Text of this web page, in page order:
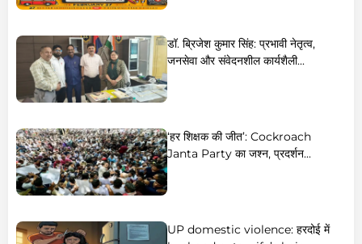
‘हर शिक्षक की जीत’: Cockroach
Janta Party का जश्न, प्रदर्शन...
UP domestic violence: हरदोई में
husband cuts wife’s hair
क्योंकि...